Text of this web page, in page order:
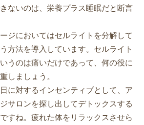
ないのは、栄養プラス睡眠だと断言
ジにおいてはセルライトを分解して
方法を導入しています。セルライト
うのは痛いだけであって、何の役に
しましょう。
に対するインセンティブとして、ア
サロンを探し出してデトックスする
すね。疲れた体をリラックスさせら